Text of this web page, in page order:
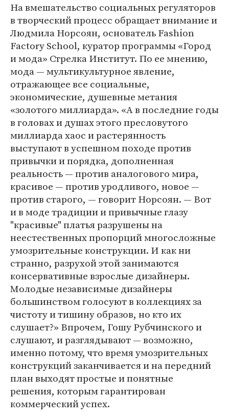
На вмешательство социальных регуляторов
в творческий процесс обращает внимание и
Людмила Норсоян, основатель Fashion
Factory School, куратор программы «Город
и мода» Стрелка Институт. По ее мнению,
мода — мультикультурное явление,
отражающее все социальные,
экономические, душевные метания
«золотого миллиарда». «А в последние годы
в головах и душах этого пресловутого
миллиарда хаос и растерянность
выступают в успешном походе против
привычки и порядка, дополненная
реальность — против аналогового мира,
красивое — против уродливого, новое —
против старого, — говорит Норсоян. — Вот
и в моде традиции и привычные глазу
"красивые" платья разрушены на
неестественных пропорций многосложные
умозрительные конструкции. И как ни
странно, разрухой этой занимаются
консервативные взрослые дизайнеры.
Молодые независимые дизайнеры
большинством голосуют в коллекциях за
чистоту и тишину образов, но кто их
слушает?» Впрочем, Гошу Рубчинского и
слушают, и разглядывают — возможно,
именно потому, что время умозрительных
конструкций заканчивается и на передний
план выходят простые и понятные
решения, которым гарантирован
коммерческий успех.